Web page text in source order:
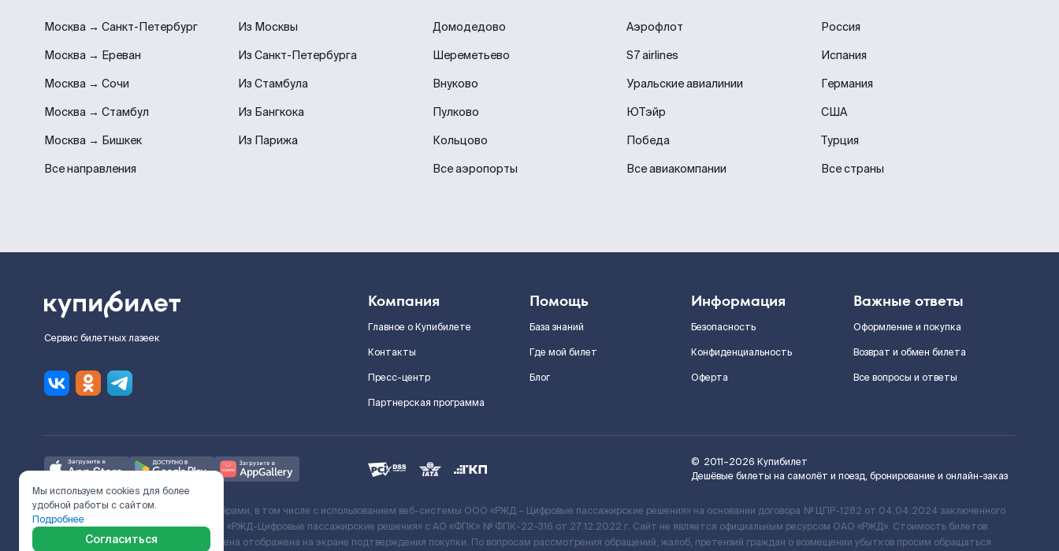
Москва → Санкт-Петербург
Москва → Ереван
Москва → Сочи
Москва → Стамбул
Москва → Бишкек
Все направления
Из Москвы
Из Санкт-Петербурга
Из Стамбула
Из Бангкока
Из Парижа
Домодедово
Шереметьево
Внуково
Пулково
Кольцово
Все аэропорты
Аэрофлот
S7 airlines
Уральские авиалинии
ЮТэйр
Победа
Все авиакомпании
Россия
Испания
Германия
США
Турция
Все страны
Сервис билетных лазеек
Компания
Главное о Купибилете
Контакты
Пресс-центр
Партнерская программа
Помощь
База знаний
Где мой билет
Блог
Информация
Безопасность
Конфиденциальность
Оферта
Важные ответы
Оформление и покупка
Возврат и обмен билета
Все вопросы и ответы
© 2011–2026 Купибилет
Дешёвые билеты на самолёт и поезд, бронирование и онлайн-заказ
Ж/Д билеты предоставляются партнёрами, в том числе с использованием веб-системы ООО «РЖД – Цифровые пассажирские решения» на основании договора № ЦПР-1282 от 04.04.2024 заключенного
с Поставщиком услуг и Договора ООО «РЖД-Цифровые пассажирские решения» c АО «ФПК» № ФПК-22-316 от 27.12.2022 г. Сайт не является официальным ресурсом ОАО «РЖД». Стоимость билетов
включает сервисный сбор. Итоговая цена отображена на экране подтверждения покупки. По вопросам рассмотрения обращений, жалоб, претензий граждан о возмещении убытков просим обращаться
Мы используем cookies для более
удобной работы с сайтом.
Подробнее
Согласиться